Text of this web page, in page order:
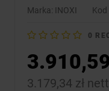
Marka: INOXI Kod
0
3.179,34 zł